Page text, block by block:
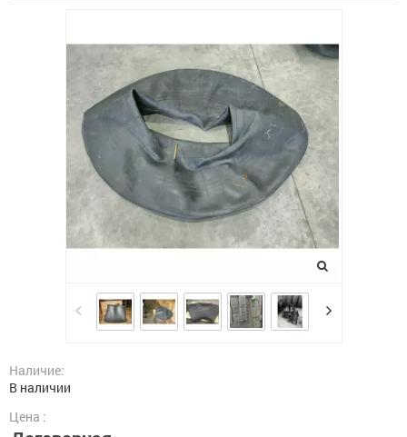
Наличие:
В наличии
Цена :